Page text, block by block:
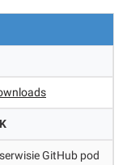
GitHub pod